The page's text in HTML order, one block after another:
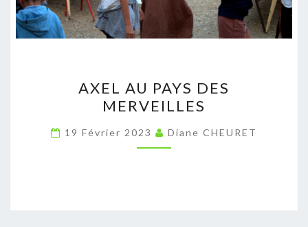
AU
PAYS
DES
MERVEILLES
AXEL AU PAYS DES
MERVEILLES
19 Février 2023 Diane CHEURET